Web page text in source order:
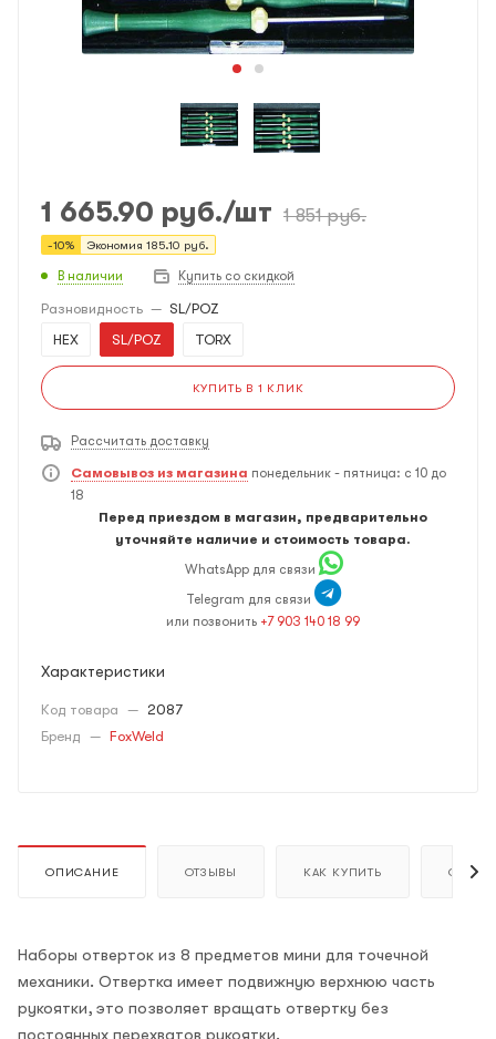
1 665.90 руб./шт 1 851руб.
-10% Экономия 185.10 руб.
В наличии Купить со скидкой
Разновидность — SL/POZ
HEX
SL/POZ TORX
КУПИТЬ В 1 КЛИК
Рассчитать доставку
Самовывоз из магазина понедельник - пятница: с 10 до
18
Перед приездом в магазин, предварительно
уточняйте наличие и стоимость товара.
WhatsApp для связи
Telegram для связи
или позвонить +7 903 140 18 99
Характеристики
Код товара — 2087
Бренд — FoxWeld
ОПИСАНИЕ ОТЗЫВЫ КАК КУПИТЬ ОПЛАТА
Наборы отверток из 8 предметов мини для точечной
механики. Отвертка имеет подвижную верхнюю часть
рукоятки, это позволяет вращать отвертку без
постоянных перехватов рукоятки.